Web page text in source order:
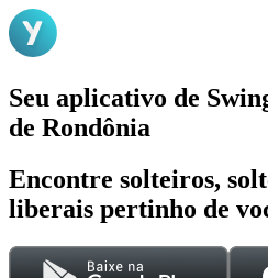
Seu aplicativo de
de Rondônia
Encontre solteiros,
liberais pertinho de